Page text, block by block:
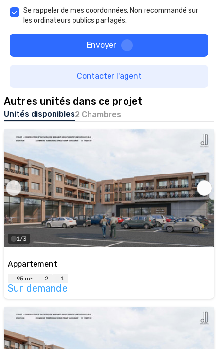
développement
Le Projet Limoune est plus qu’un simple programme
immobilier : c’est un lieu de vie, de travail et de
rencontre qui dynamisera durablement Ouled Teima."
Se rappeler de mes coordonnées. Non recommandé sur
les ordinateurs publics partagés.
Envoyer
Contacter l'agent
Autres unités dans ce projet
Unités disponibles2 Chambres
1/3
Appartement
95 m² 2 1
Sur demande